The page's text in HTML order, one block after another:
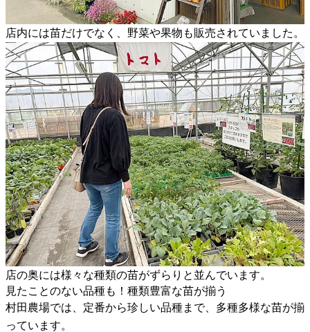
店内には苗だけでなく、野菜や果物も販売されていました。
店の奥には様々な種類の苗がずらりと並んでいます。
見たことのない品種も！種類豊富な苗が揃う
村田農場では、定番から珍しい品種まで、多種多様な苗が揃
っています。